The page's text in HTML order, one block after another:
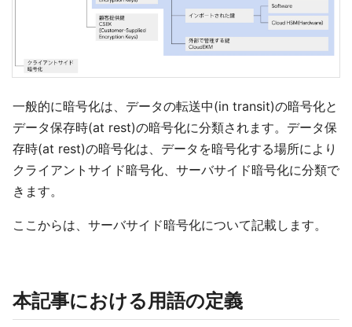
一般的に暗号化は、データの転送中(in transit)の暗号化と
データ保存時(at rest)の暗号化に分類されます。データ保
存時(at rest)の暗号化は、データを暗号化する場所により
クライアントサイド暗号化、サーバサイド暗号化に分類で
きます。
ここからは、サーバサイド暗号化について記載します。
本記事における用語の定義